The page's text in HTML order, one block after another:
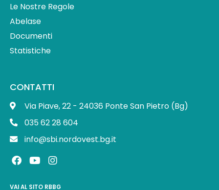
Le Nostre Regole
Abelase
Documenti
Statistiche
CONTATTI
Via Piave, 22 - 24036 Ponte San Pietro (Bg)
035 62 28 604
info@sbi.nordovest.bg.it
F
a
Y
o
I
n
VAI AL SITO RBBG